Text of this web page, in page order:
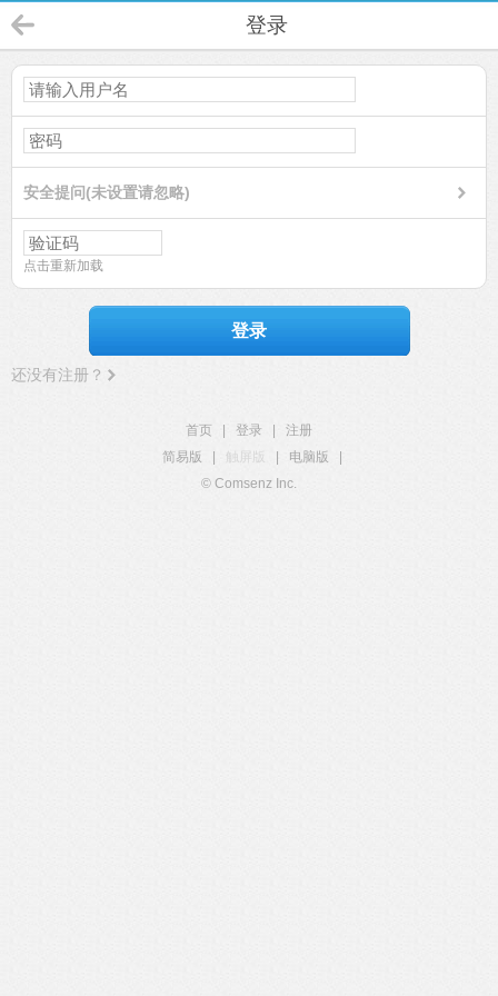
登录
安全提问(未设置请忽略)
点击重新加载
登录
还没有注册？
首页 登录
注册
简易版
触屏版 电脑版
© Comsenz Inc.